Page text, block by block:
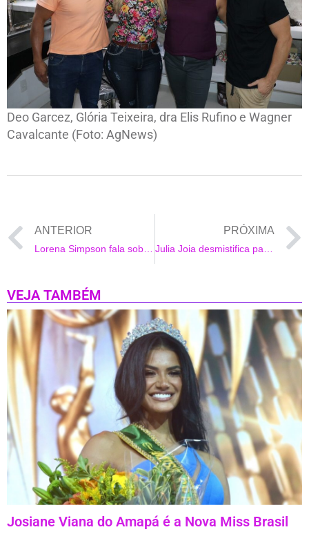
Deo Garcez, Glória Teixeira, dra Elis Rufino e Wagner
Cavalcante (Foto: AgNews)
ANTERIOR PRÓXIMA
VEJA TAMBÉM
Josiane Viana do Amapá é a Nova Miss Brasil